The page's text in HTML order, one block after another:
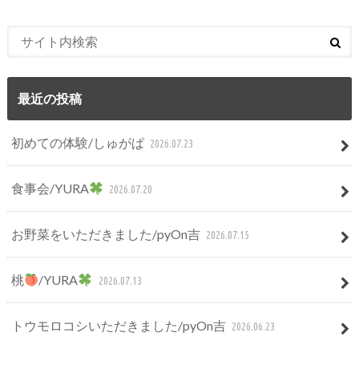
最近の投稿
初めての体験/しゅがぱ 2026.07.23
食事会/YURA 2026.07.20
お野菜をいただきました/pyOn吉 2026.07.15
桃 /YURA 2026.07.13
トウモロコシいただきました/pyOn吉 2026.06.23